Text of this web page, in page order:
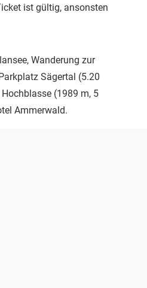
ist gültig, ansonsten
Wanderung zur
Sägertal (5.20
(1989 m, 5
Ammerwald.